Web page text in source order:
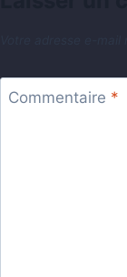
Commentaire *